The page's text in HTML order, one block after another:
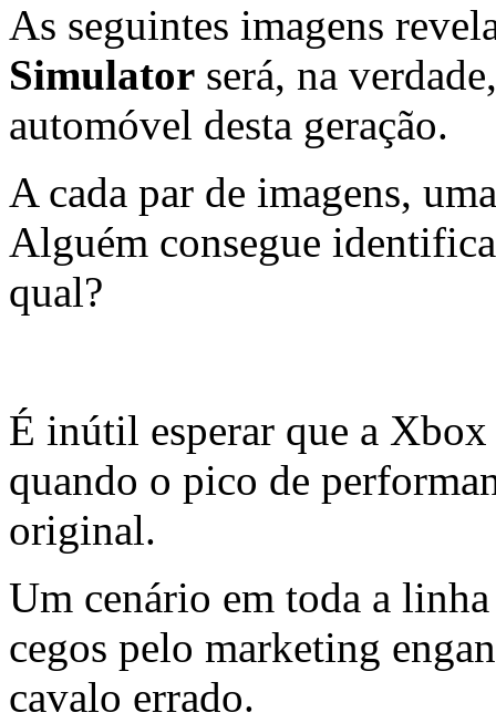
As seguintes imagens
Simulator será, na
automóvel desta geração.
A cada par de imagens,
Alguém consegue
qual?
É inútil esperar que a
quando o pico de
original.
Um cenário em toda a
cegos pelo marketing
cavalo errado.